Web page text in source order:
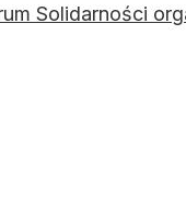
Solidarności